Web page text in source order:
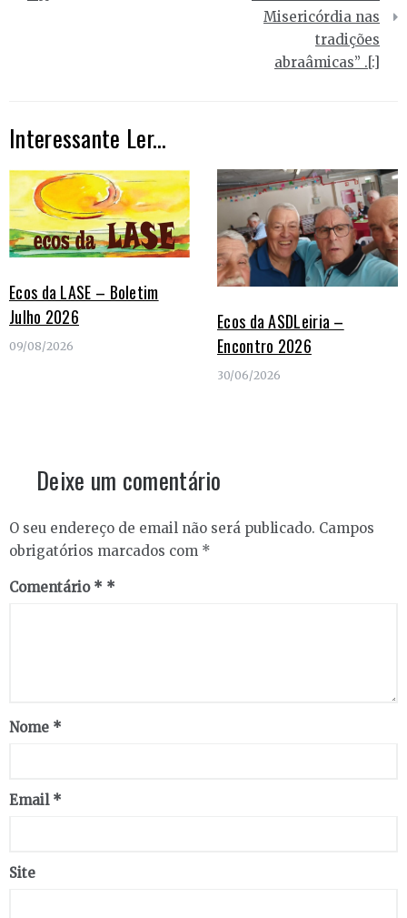
Misericórdia nas
tradições
abraâmicas” .[:]
Interessante Ler...
Ecos da LASE – Boletim
Julho 2026
09/08/2026
Ecos da ASDLeiria –
Encontro 2026
30/06/2026
Deixe um comentário
O seu endereço de email não será publicado. Campos
obrigatórios marcados com *
Comentário *
Nome *
Email *
Site